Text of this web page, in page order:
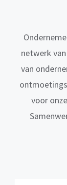
netwerk
van
voor